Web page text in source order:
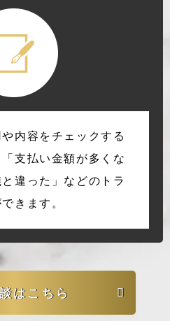
内容をチェックする
支払い金額が多くな
違った」などのトラ
きます。
はこちら